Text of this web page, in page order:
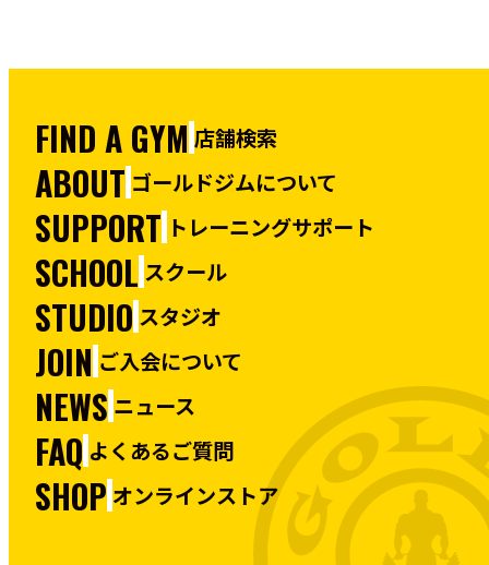
FIND A GYM 店舗検索
ABOUT ゴールドジムについて
SUPPORT トレーニングサポート
SCHOOL スクール
STUDIO スタジオ
JOIN ご入会について
NEWS ニュース
FAQ よくあるご質問
SHOP オンラインストア